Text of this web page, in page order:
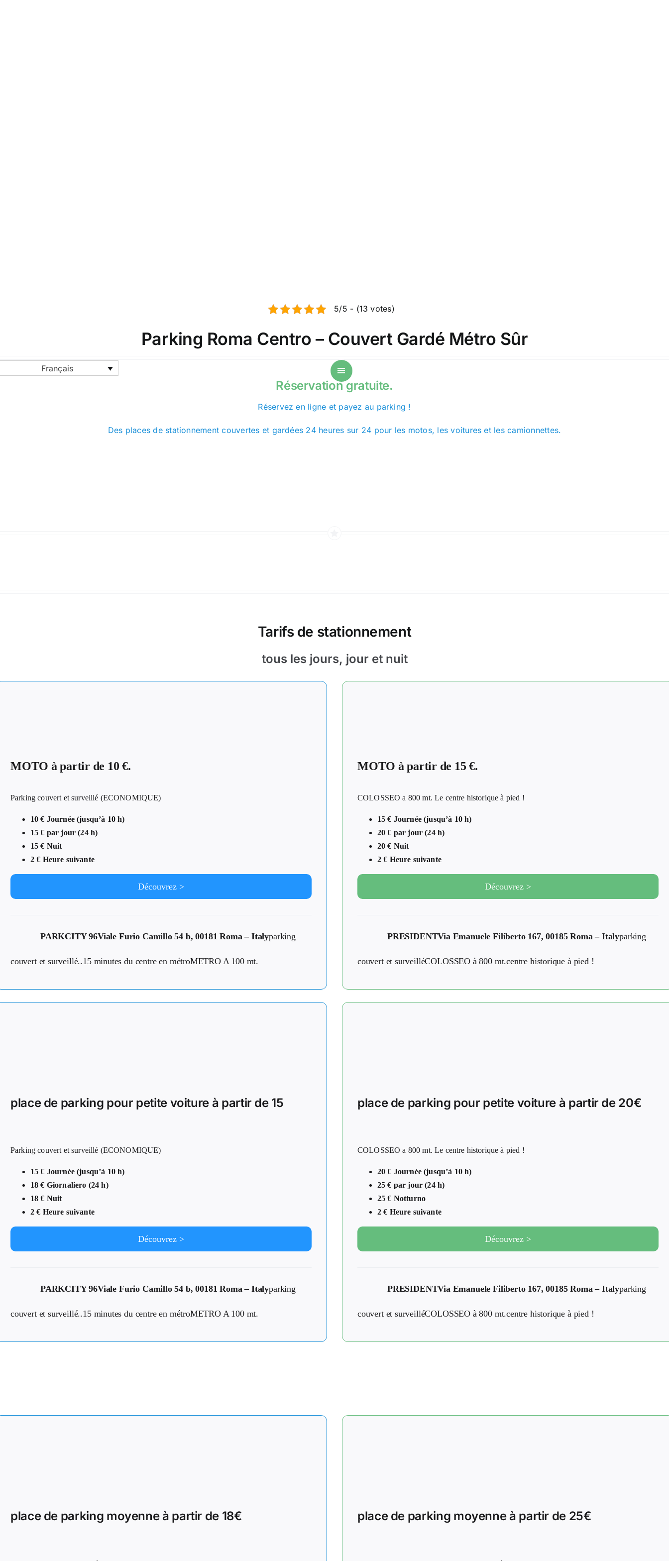
5/5 - (13 votes)
Parking Roma Centro – Couvert Gardé Métro Sûr
Français
Réservation gratuite.
Réservez en ligne et payez au parking !
Des places de stationnement couvertes et gardées 24 heures sur 24 pour les motos, les voitures et les camionnettes.
Tarifs de stationnement
tous les jours, jour et nuit
MOTO à partir de 10 €.
Parking couvert et surveillé (ECONOMIQUE)
10 € Journée (jusqu’à 10 h)
15 € par jour (24 h)
15 € Nuit
2 € Heure suivante
Découvrez >
PARKCITY 96Viale Furio Camillo 54 b, 00181 Roma – Italyparking
couvert et surveillé..15 minutes du centre en métroMETRO A 100 mt.
MOTO à partir de 15 €.
COLOSSEO a 800 mt. Le centre historique à pied !
15 € Journée (jusqu’à 10 h)
20 € par jour (24 h)
20 € Nuit
2 € Heure suivante
Découvrez >
PRESIDENTVia Emanuele Filiberto 167, 00185 Roma – Italyparking
couvert et surveilléCOLOSSEO à 800 mt.centre historique à pied !
place de parking pour petite voiture à partir de 15
Parking couvert et surveillé (ECONOMIQUE)
15 € Journée (jusqu’à 10 h)
18 € Giornaliero (24 h)
18 € Nuit
2 € Heure suivante
Découvrez >
PARKCITY 96Viale Furio Camillo 54 b, 00181 Roma – Italyparking
couvert et surveillé..15 minutes du centre en métroMETRO A 100 mt.
place de parking pour petite voiture à partir de 20€
COLOSSEO a 800 mt. Le centre historique à pied !
20 € Journée (jusqu’à 10 h)
25 € par jour (24 h)
25 € Notturno
2 € Heure suivante
Découvrez >
PRESIDENTVia Emanuele Filiberto 167, 00185 Roma – Italyparking
couvert et surveilléCOLOSSEO à 800 mt.centre historique à pied !
place de parking moyenne à partir de 18€ place de parking moyenne à partir de 25€